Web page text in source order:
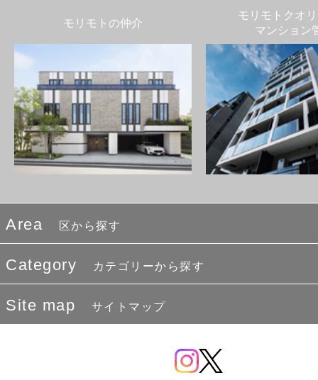
モリモトの仲介
モリモトクオ
マンション
Area 区から探す
Category カテゴリーから探す
Site map サイトマップ